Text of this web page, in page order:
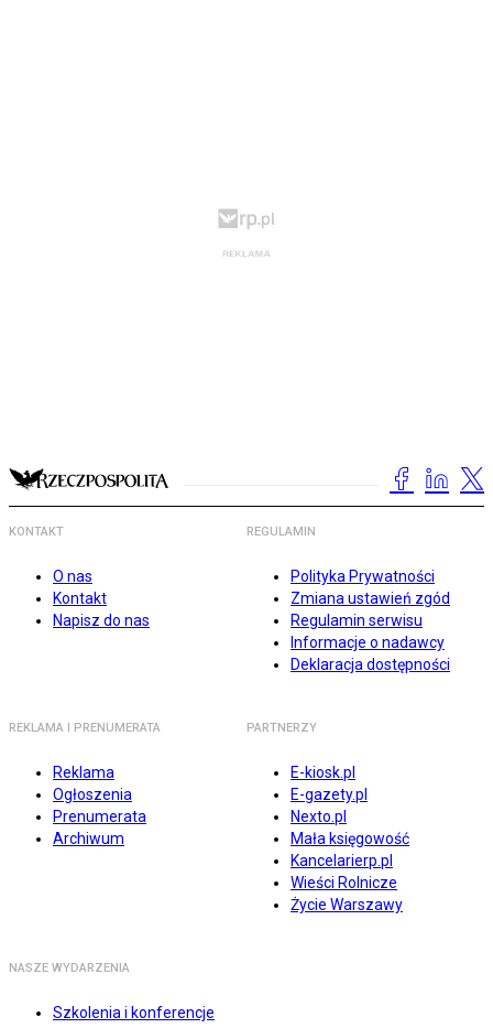
KONTAKT
O nas
Kontakt
Napisz do nas
REGULAMIN
Polityka Prywatności
Zmiana ustawień zgód
Regulamin serwisu
Informacje o nadawcy
Deklaracja dostępności
REKLAMA I PRENUMERATA
Reklama
Ogłoszenia
Prenumerata
Archiwum
PARTNERZY
E-kiosk.pl
E-gazety.pl
Nexto.pl
Mała księgowość
Kancelarierp.pl
Wieści Rolnicze
Życie Warszawy
NASZE WYDARZENIA
Szkolenia i konferencje